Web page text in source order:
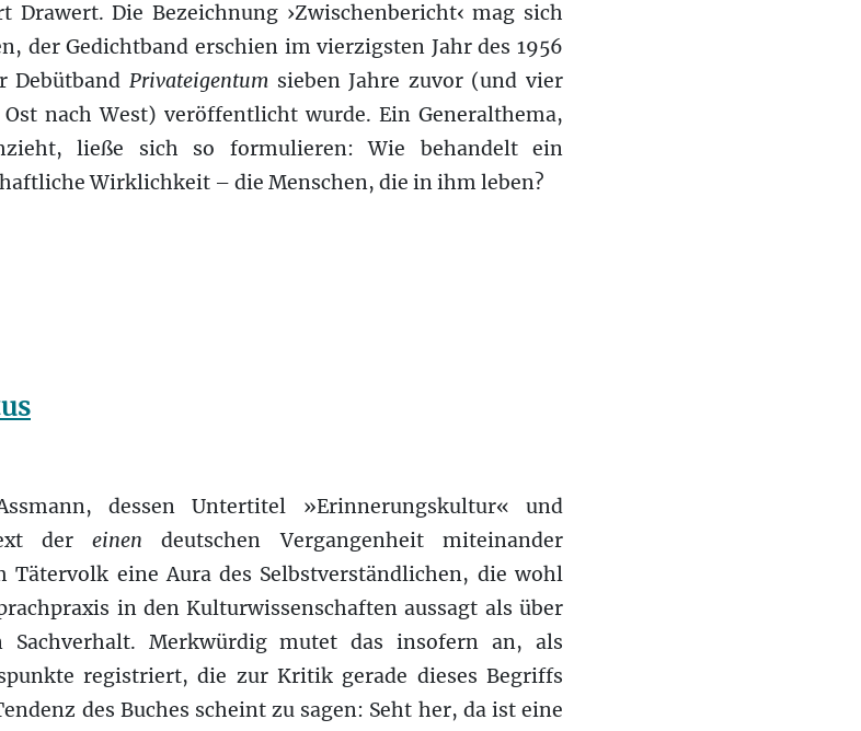
Drawert. Die Bezeichnung ›Zwischenbericht‹ mag sich
der Gedichtband erschien im vierzigsten Jahr des 1956
Debütband Privateigentum sieben Jahre zuvor (und vier
nach West) veröffentlicht wurde. Ein Generalthema,
ließe sich so formulieren: Wie behandelt ein
Wirklichkeit – die Menschen, die in ihm leben?
dessen Untertitel »Erinnerungskultur« und
dereinendeutschen Vergangenheit miteinander
Tätervolk eine Aura des Selbstverständlichen, die wohl
in den Kulturwissenschaften aussagt als über
Sachverhalt. Merkwürdig mutet das insofern an, als
registriert, die zur Kritik gerade dieses Begriffs
des Buches scheint zu sagen: Seht her, da ist eine